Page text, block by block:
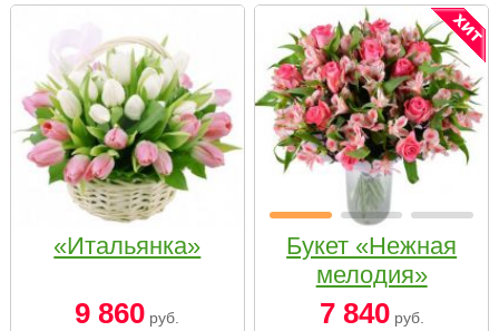
«Итальянка»
9 860 руб.
Букет «Нежная
мелодия»
7 840руб.